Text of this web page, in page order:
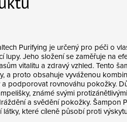
Purifying je určený pro péči o
Jeho složení se zaměřuje na
vitalitu a zdravý vzhled. Tento
a proto obsahuje vyváženou
podporovat rovnováhu pokožky.
známé svými
a svědění pokožky. Šampon
které cíleně působí proti